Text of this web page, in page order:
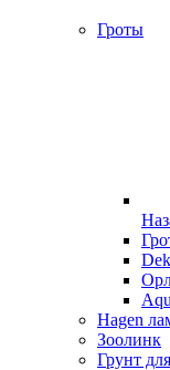
Гроты
Hagen
Зоолинк
Грунт